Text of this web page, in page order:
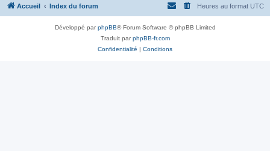
Accueil Index du forum Heures au format UTC
Développé parphpBB® Forum Software © phpBB Limited
Traduit parphpBB-fr.com
Confidentialité | Conditions